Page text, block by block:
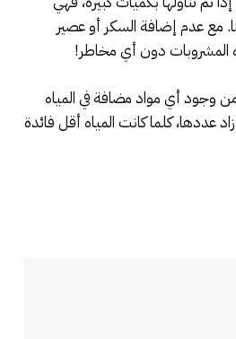
مع عدم إضافة السكر أو عصير
المشروبات دون أي مخاطر!
وجود أي مواد مضافة في المياه
عددها، كلما كانت المياه أقل فائدة